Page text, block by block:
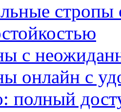
с
онлайн с
полный